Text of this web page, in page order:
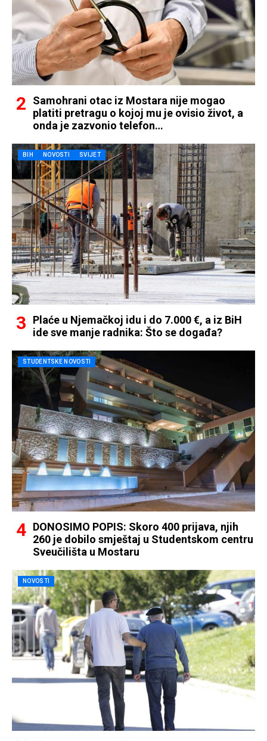
Samohrani otac iz Mostara nije mogao
platiti pretragu o kojoj mu je ovisio život, a
onda je zazvonio telefon…
BIH NOVOSTI SVIJET
Plaće u Njemačkoj idu i do 7.000 €, a iz BiH
ide sve manje radnika: Što se događa?
STUDENTSKE NOVOSTI
DONOSIMO POPIS: Skoro 400 prijava, njih
260 je dobilo smještaj u Studentskom centru
Sveučilišta u Mostaru
NOVOSTI